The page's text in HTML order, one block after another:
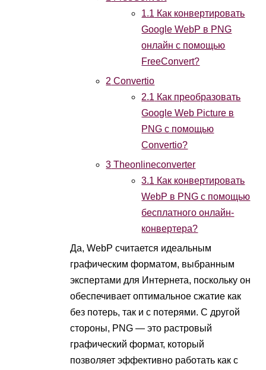
1.1 Как конвертировать
Google WebP в PNG
онлайн с помощью
FreeConvert?
2 Convertio
2.1 Как преобразовать
Google Web Picture в
PNG с помощью
Convertio?
3 Theonlineconverter
3.1 Как конвертировать
WebP в PNG с помощью
бесплатного онлайн-
конвертера?
Да, WebP считается идеальным
графическим форматом, выбранным
экспертами для Интернета, поскольку он
обеспечивает оптимальное сжатие как
без потерь, так и с потерями. С другой
стороны, PNG — это растровый
графический формат, который
позволяет эффективно работать как с